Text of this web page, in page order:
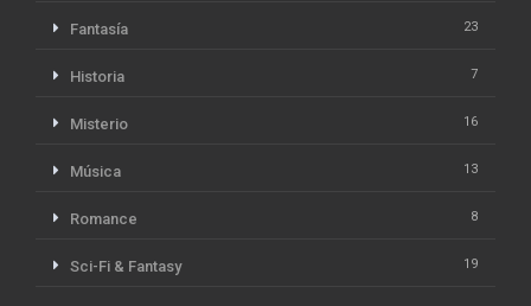
Fantasía 23
Historia 7
Misterio 16
Música 13
Romance 8
Sci-Fi & Fantasy 19